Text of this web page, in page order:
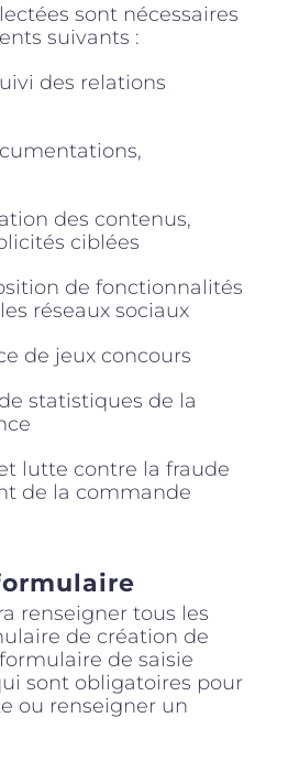
sont nécessaires
suivants :
des relations
des contenus,
ciblées
de fonctionnalités
réseaux sociaux
de jeux concours
statistiques de la
lutte contre la fraude
de la commande
renseigner tous les
de création de
de saisie
sont obligatoires pour
ou renseigner un